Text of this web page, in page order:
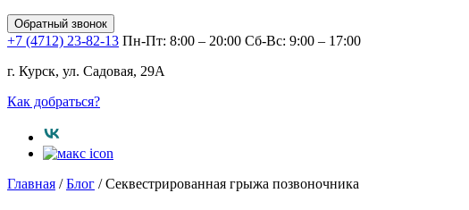
Обратный звонок
+7 (4712) 23-82-13 Пн-Пт: 8:00 – 20:00 Сб-Вс: 9:00 – 17:00
г. Курск, ул. Садовая, 29А
Как добраться?
Главная /Блог /Секвестрированная грыжа позвоночника